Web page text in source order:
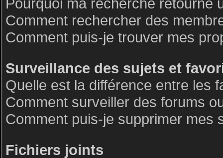
Comment rechercher des
Comment puis-je trouver mes
Surveillance des sujets et
Quelle est la différence entre les
Comment surveiller des forums
Comment puis-je supprimer mes
Fichiers joints